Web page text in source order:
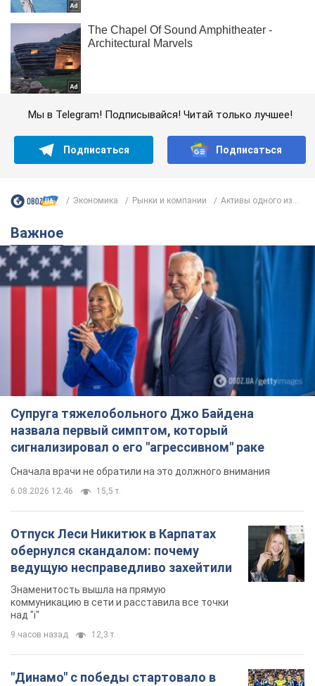
Мы в Telegram! Подписывайся! Читай только лучшее!
Подписаться Подписаться
Экономика Рынки и компании Активы одного из...
Важное
Супруга тяжелобольного Джо Байдена
назвала первый симптом, который
сигнализировал о его "агрессивном" раке
Сначала врачи не обратили на это должного внимания
6.08.2026 12:46 15,5 т.
Отпуск Леси Никитюк в Карпатах
обернулся скандалом: почему
ведущую несправедливо захейтили
Знаменитость вышла на прямую
коммуникацию в сети и расставила все точки
над "i"
9 часов назад 12,3 т.
"Динамо" с победы стартовало в